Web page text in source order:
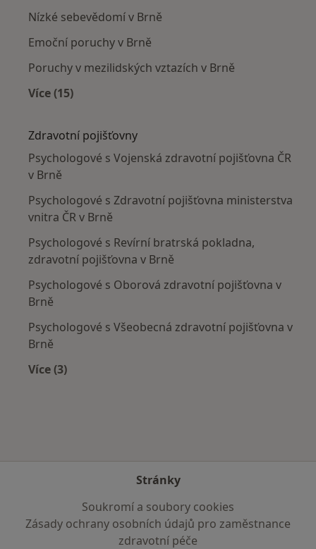
Nízké sebevědomí v Brně
Emoční poruchy v Brně
Poruchy v mezilidských vztazích v Brně
Více (15)
Zdravotní pojišťovny
Psychologové s Vojenská zdravotní pojišťovna ČR
v Brně
Psychologové s Zdravotní pojišťovna ministerstva
vnitra ČR v Brně
Psychologové s Revírní bratrská pokladna,
zdravotní pojišťovna v Brně
Psychologové s Oborová zdravotní pojišťovna v
Brně
Psychologové s Všeobecná zdravotní pojišťovna v
Brně
Více (3)
Stránky
Soukromí a soubory cookies
Zásady ochrany osobních údajů pro zaměstnance
zdravotní péče